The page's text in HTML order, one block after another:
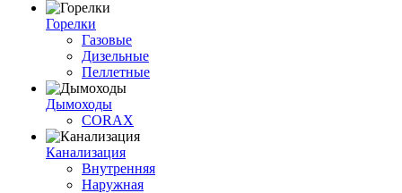
Горелки
Газовые
Дизельные
Пеллетные
Дымоходы
CORAX
Канализация
Внутренняя
Наружная